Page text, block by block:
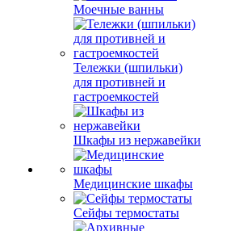
Моечные ванны
Тележки (шпильки)
для противней и
гастроемкостей
Шкафы из нержавейки
Медицинские шкафы
Сейфы термостаты